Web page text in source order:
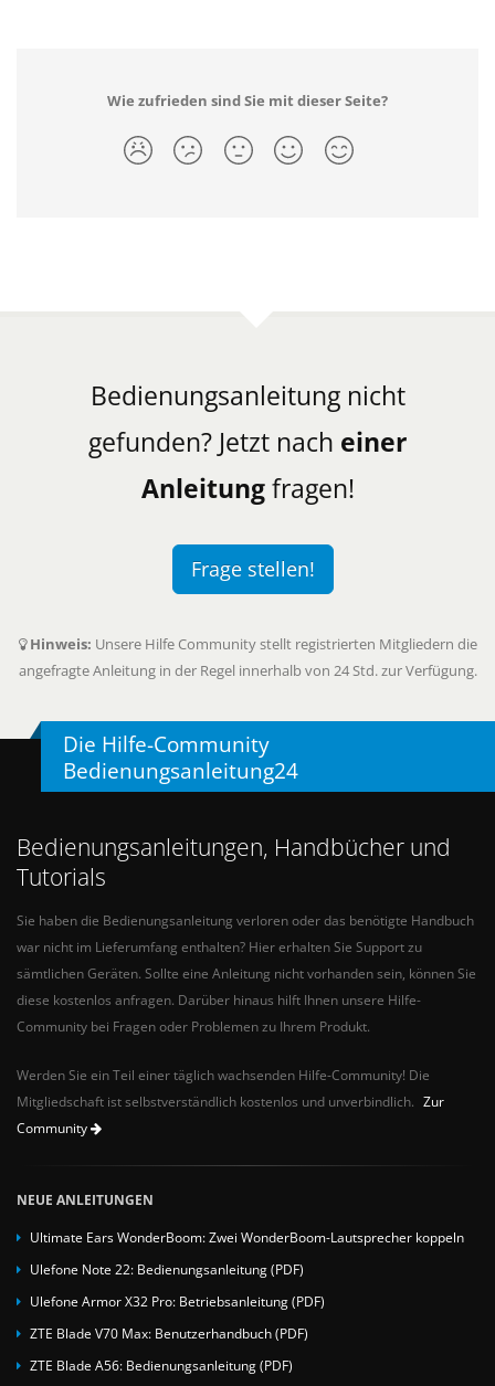
Wie zufrieden sind Sie mit dieser Seite?
Bedienungsanleitung nicht
gefunden? Jetzt nach einer
Anleitungfragen!
Frage stellen!
Hinweis: Unsere Hilfe Community stellt registrierten Mitgliedern die
angefragte Anleitung in der Regel innerhalb von 24 Std. zur Verfügung.
Die Hilfe-Community
Bedienungsanleitung24
Bedienungsanleitungen, Handbücher und
Tutorials
Sie haben die Bedienungsanleitung verloren oder das benötigte Handbuch
war nicht im Lieferumfang enthalten? Hier erhalten Sie Support zu
sämtlichen Geräten. Sollte eine Anleitung nicht vorhanden sein, können Sie
diese kostenlos anfragen. Darüber hinaus hilft Ihnen unsere Hilfe-
Community bei Fragen oder Problemen zu Ihrem Produkt.
Werden Sie ein Teil einer täglich wachsenden Hilfe-Community! Die
Mitgliedschaft ist selbstverständlich kostenlos und unverbindlich. Zur
Community
NEUE ANLEITUNGEN
Ultimate Ears WonderBoom: Zwei WonderBoom-Lautsprecher koppeln
Ulefone Note 22: Bedienungsanleitung (PDF)
Ulefone Armor X32 Pro: Betriebsanleitung (PDF)
ZTE Blade V70 Max: Benutzerhandbuch (PDF)
ZTE Blade A56: Bedienungsanleitung (PDF)